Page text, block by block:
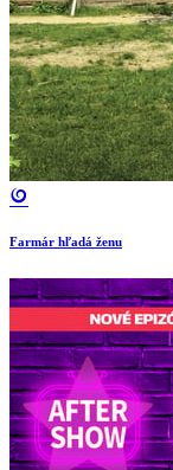
Farmár hľadá ženu